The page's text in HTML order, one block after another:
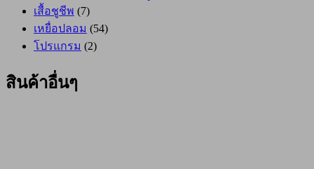
เสื้อชูชีพ (7)
เหยื่อปลอม (54)
โปรแกรม (2)
สินค้าอื่นๆ